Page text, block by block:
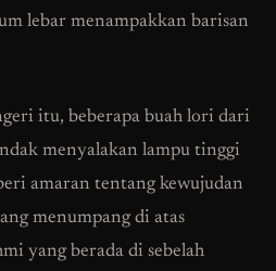
lebar menampakkan barisan
itu, beberapa buah lori dari
menyalakan lampu tinggi
amaran tentang kewujudan
menumpang di atas
yang berada di sebelah